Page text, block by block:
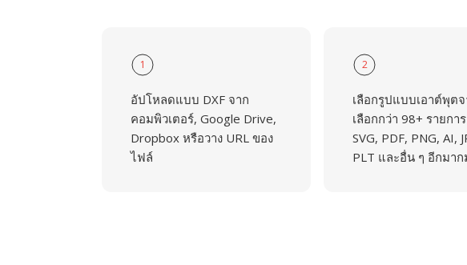
1
อัปโหลดแบบ DXF จาก
คอมพิวเตอร์, Google Drive,
Dropbox หรือวาง URL ของ
ไฟล์
2
เลือกรูปแบบเอาต์พุต
เลือกกว่า 98+ รายกา
SVG, PDF, PNG, AI,
PLT และอื่น ๆ อีกมาก